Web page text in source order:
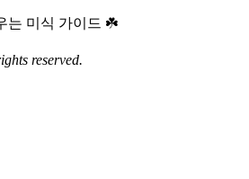
는 미식 가이드 ☘️
reserved.